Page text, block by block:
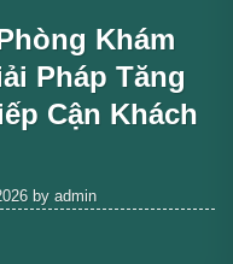
Khám
Pháp Tăng
Cận Khách
by admin